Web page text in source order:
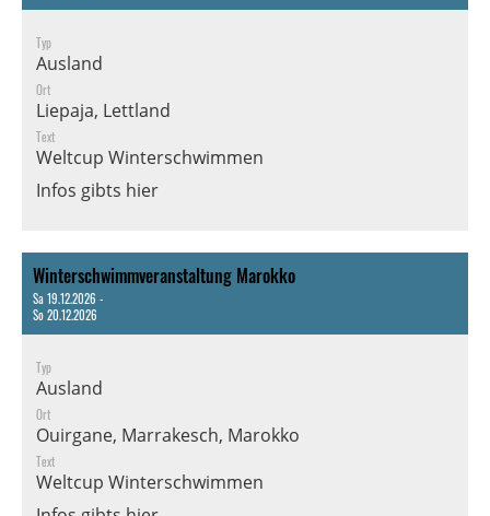
Typ
Ausland
Ort
Liepaja, Lettland
Text
Weltcup Winterschwimmen
Infos gibts hier
Winterschwimmveranstaltung Marokko
Sa 19.12.2026 -
So 20.12.2026
Typ
Ausland
Ort
Ouirgane, Marrakesch, Marokko
Text
Weltcup Winterschwimmen